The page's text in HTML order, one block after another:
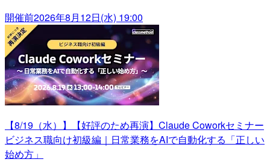
開催前2026年8月12日(水) 19:00
【8/19（水）】【好評のため再演】Claude Coworkセミナー
ビジネス職向け初級編｜日常業務をAIで自動化する「正しい
始め方」